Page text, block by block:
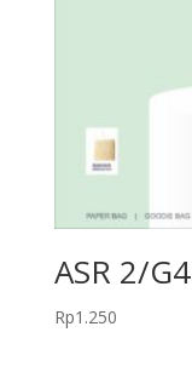
ASR 2/G4
Rp1.250